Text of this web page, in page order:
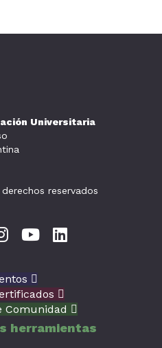
Universitaria
reservados
herramientas


Comunidad 